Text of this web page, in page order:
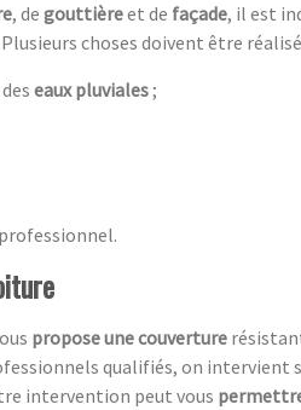
, de gouttièreet de façade, il est
choses doivent être
eaux pluviales;
propose une couverture
qualifiés, on
intervention peut vous